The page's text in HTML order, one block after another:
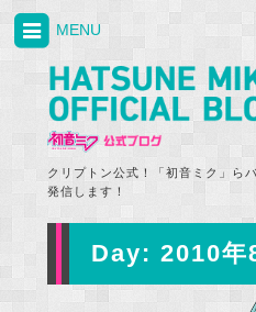
クリプトン公式！「初音ミク」ら
発信します！
MENU
Day: 2010年